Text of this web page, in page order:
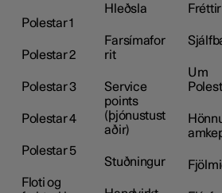
Polestar 1
Polestar 2
Polestar 3
Polestar 4
Polestar 5
Floti og
Hleðsla
Farsímafor
rit
Service
points
(þjónustust
aðir)
Stuðningur
Fréttir
Um